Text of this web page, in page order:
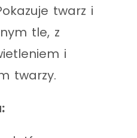
twarz i
tle, z
i
twarzy.